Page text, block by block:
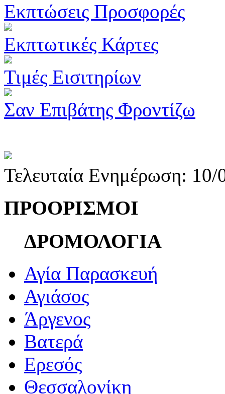
Εκπτώσεις Προσφορές
Εκπτωτικές Κάρτες
Τιμές Εισιτηρίων
Σαν Επιβάτης Φροντίζω
Τελευταία Ενημέρωση:
ΠΡΟΟΡΙΣΜΟΙ
ΔΡΟΜΟΛΟΓΙΑ
Αγία Παρασκευή
Αγιάσος
Άργενος
Βατερά
Ερεσός
Θεσσαλονίκη